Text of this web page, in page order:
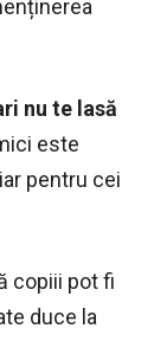
nu te lasă
este
pentru cei
copiii pot fi
duce la